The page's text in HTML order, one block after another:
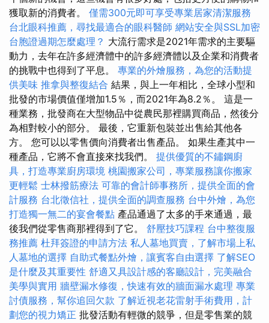
獲取新的消費者。 僅需300元即可享受專業居家清潔服務
台北眼科推薦，尋找最適合的眼科醫師 網站安全與SSL加密
台胞證過期怎麼處理？ 大流行需求是2021年需求的主要驅
動力，去年在許多經濟體中的許多經濟體以及企業和消費者
的挑戰中也得到了平息。 專業的外燴服務，為您的活動提
供美味 推拿與整復結合 結果，與上一年相比，全球小型和
批發的市場價值僅增加1.5％，而2021年為8.2％。 這是一
種業務，批發商在大型物品中從農民那裡購買商品，然後分
為相對較小的部分。 最後，它重新包裝並出售給其他各
方。 您可以以零售價向消費者出售產品。 如果生產其中一
種產品，它將不會直接來找我們。 提供優質的不鏽鋼廚
具，打造專業廚房環境 桃園搬家公司，專業服務讓你搬家
更輕鬆 士林撥筋療法 可靠的會計師事務所，提供全面的會
計服務 台北徵信社，提供全面的調查服務 台中外燴，為您
打造獨一無二的宴會餐點 產品通過了太多的手來通過，最
後我們從零售商那裡得到了它。 舒壓技巧課程 台中整復服
務推薦 杜拜簽證的申請方法 私人墓地買賣，了解市場上私
人墓地的選擇 自助式餐點外燴，讓賓客自由選擇 了解SEO
是什麼及其重要性 舒適又具設計感的客廳設計，完美融合
美學與實用 牆壁漏水修復，快速有效的牆面漏水處理 專業
討債服務，幫你追回欠款 了解近視老花雷射手術費用，計
劃您的視力矯正 批發活動有輕微的競爭，但是零售業的競